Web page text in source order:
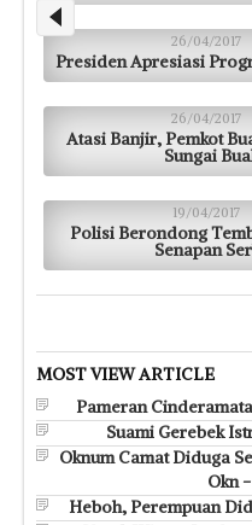
26/04/2017
Presiden Apresiasi
26/04/2017
Atasi Banjir, Pemkot
Sungai
19/04/2017
Polisi Berondong
Senapan
MOST VIEW ARTICLE
Pameran
Suami Gerebek
Oknum Camat Diduga
Okn
Heboh, Perempuan